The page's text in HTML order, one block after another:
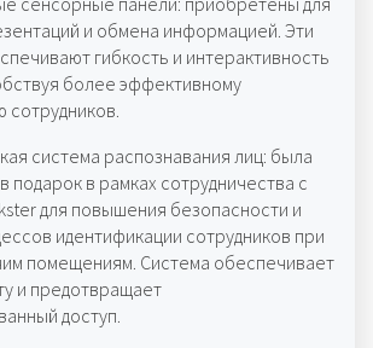
и обмена информацией. Эти
гибкость и интерактивность
более эффективному
сотрудников.
система распознавания лиц: была
подарок в рамках сотрудничества с
для повышения безопасности и
идентификации сотрудников при
помещениям. Система обеспечивает
и предотвращает
доступ.